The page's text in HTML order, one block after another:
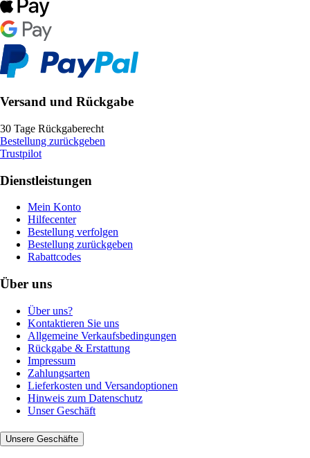
Versand und Rückgabe
30 Tage Rückgaberecht
Bestellung zurückgeben
Trustpilot
Dienstleistungen
Mein Konto
Hilfecenter
Bestellung verfolgen
Bestellung zurückgeben
Rabattcodes
Über uns
Über uns?
Kontaktieren Sie uns
Allgemeine Verkaufsbedingungen
Rückgabe & Erstattung
Impressum
Zahlungsarten
Lieferkosten und Versandoptionen
Hinweis zum Datenschutz
Unser Geschäft
Unsere Geschäfte